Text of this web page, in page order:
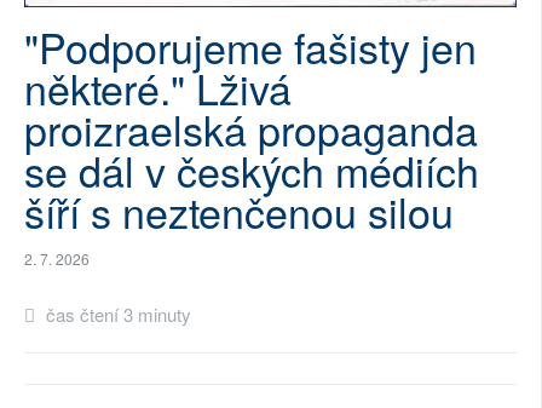
"Podporujeme fašisty jen
některé." Lživá
proizraelská propaganda
se dál v českých médiích
šíří s neztenčenou silou
2. 7. 2026
čas čtení 3 minuty